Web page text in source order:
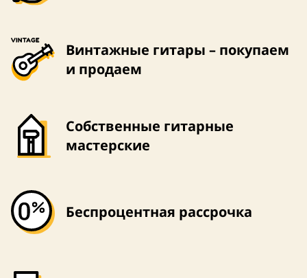
Винтажные гитары – покупаем
и продаем
Собственные гитарные
мастерские
Беспроцентная рассрочка